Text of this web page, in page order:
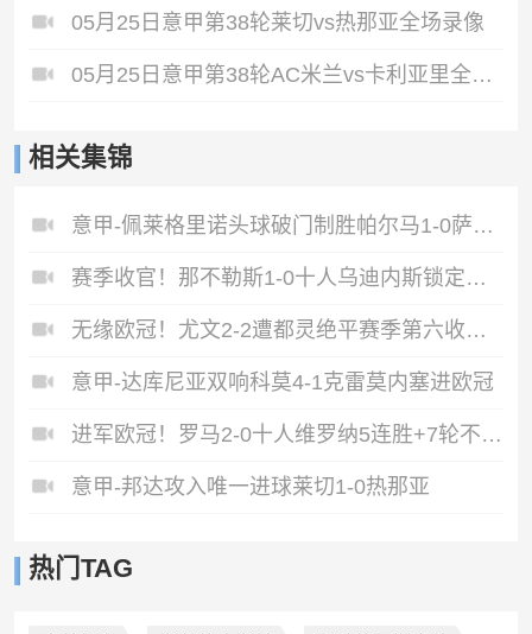
05月25日意甲第38轮莱切vs热那亚全场录像
05月25日意甲第38轮AC米兰vs卡利亚里全场录像
相关集锦
意甲-佩莱格里诺头球破门制胜帕尔马1-0萨索洛
赛季收官！那不勒斯1-0十人乌迪内斯锁定第二丁丁助攻霍伊伦制胜
无缘欧冠！尤文2-2遭都灵绝平赛季第六收官将战欧联DV9双响
意甲-达库尼亚双响科莫4-1克雷莫内塞进欧冠
进军欧冠！罗马2-0十人维罗纳5连胜+7轮不败第3收官迪巴拉2助攻
意甲-邦达攻入唯一进球莱切1-0热那亚
热门TAG